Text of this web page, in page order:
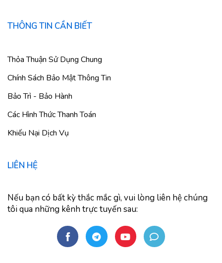
THÔNG TIN CẦN BIẾT
Thỏa Thuận Sử Dụng Chung
Chính Sách Bảo Mật Thông Tin
Bảo Trì - Bảo Hành
Các Hình Thức Thanh Toán
Khiếu Nại Dịch Vụ
LIÊN HỆ
Nếu bạn có bất kỳ thắc mắc gì, vui lòng liên hệ chúng
tôi qua những kênh trực tuyến sau: